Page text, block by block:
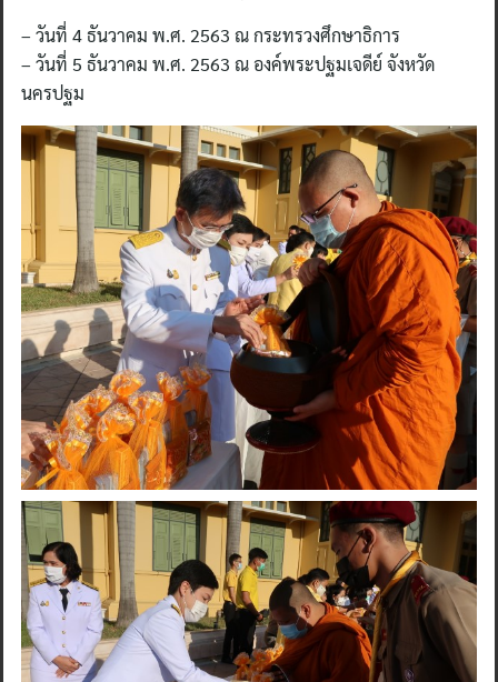
– วันที่ 4 ธันวาคม พ.ศ. 2563 ณ กระทรวงศึกษาธิการ
– วันที่ 5 ธันวาคม พ.ศ. 2563 ณ องค์พระปฐมเจดีย์ จังหวัด
นครปฐม